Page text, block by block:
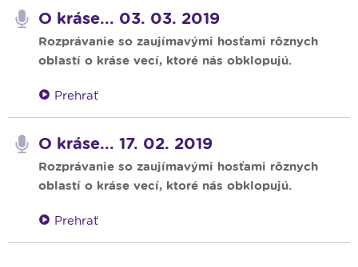
O kráse... 03. 03. 2019
Rozprávanie so zaujímavými hosťami rôznych
oblastí o kráse vecí, ktoré nás obklopujú.
Prehrať
O kráse... 17. 02. 2019
Rozprávanie so zaujímavými hosťami rôznych
oblastí o kráse vecí, ktoré nás obklopujú.
Prehrať